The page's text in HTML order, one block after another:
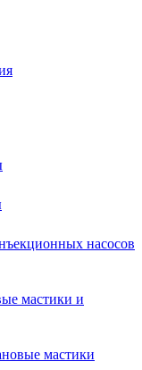
насосов
мастики и
мастики